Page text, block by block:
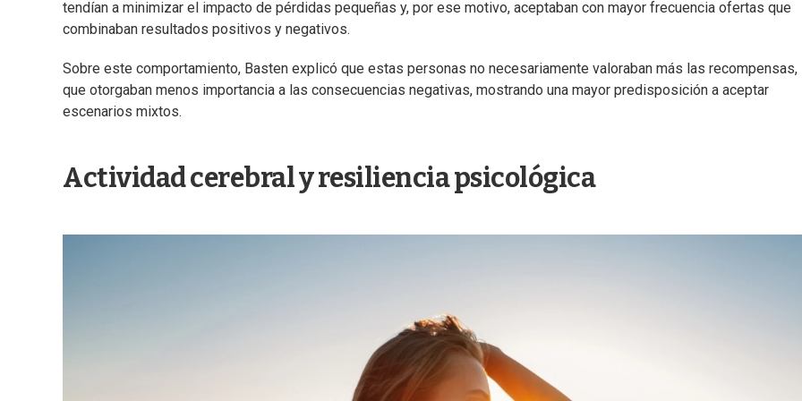
tendían a minimizar el impacto de pérdidas pequeñas y, por ese motivo, aceptaban con mayor frecuencia ofertas que
combinaban resultados positivos y negativos.
Sobre este comportamiento, Basten explicó que estas personas no necesariamente valoraban más las recompensas,
que otorgaban menos importancia a las consecuencias negativas, mostrando una mayor predisposición a aceptar
escenarios mixtos.
Actividad cerebral y resiliencia psicológica